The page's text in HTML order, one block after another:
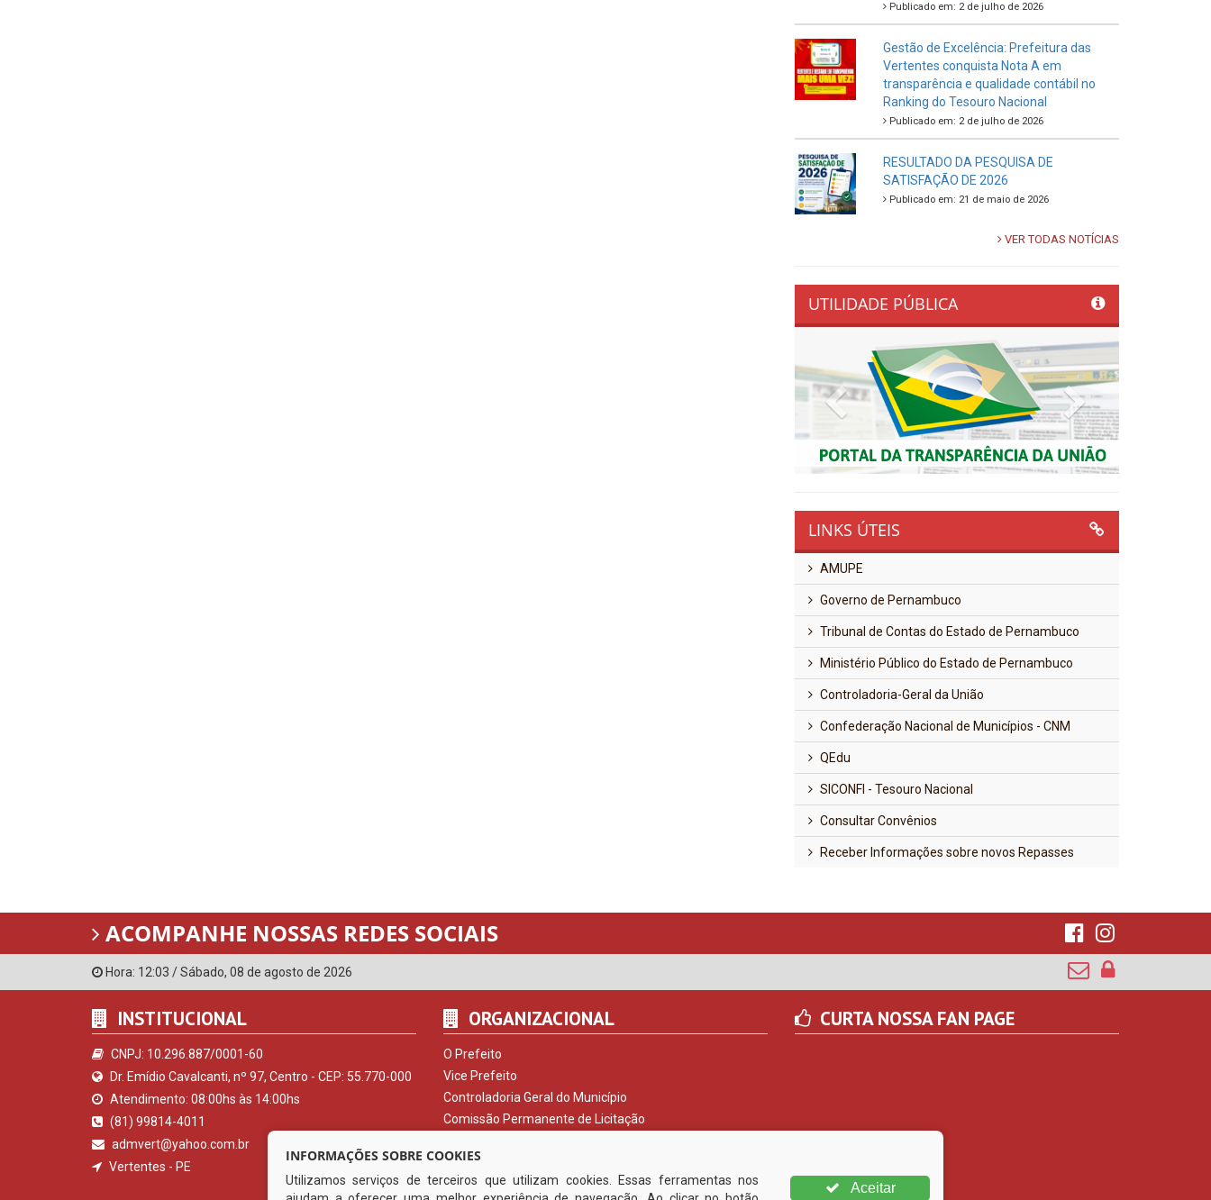
Publicado em: 2 de julho de 2026
Gestão de Excelência: Prefeitura das
Vertentes conquista Nota A em
transparência e qualidade contábil no
Ranking do Tesouro Nacional
Publicado em: 2 de julho de 2026
RESULTADO DA PESQUISA DE
SATISFAÇÃO DE 2026
Publicado em: 21 de maio de 2026
VER TODAS NOTÍCIAS
UTILIDADE PÚBLICA
Previous Next
LINKS ÚTEIS
AMUPE
Governo de Pernambuco
Tribunal de Contas do Estado de Pernambuco
Ministério Público do Estado de Pernambuco
Controladoria-Geral da União
Confederação Nacional de Municípios - CNM
QEdu
SICONFI - Tesouro Nacional
Consultar Convênios
Receber Informações sobre novos Repasses
ACOMPANHE NOSSAS REDES SOCIAIS
Hora: 12:03 /Sábado, 08 de agosto de 2026
INSTITUCIONAL
CNPJ: 10.296.887/0001-60
Dr. Emídio Cavalcanti, nº 97, Centro - CEP: 55.770-000
Atendimento: 08:00hs às 14:00hs
(81) 99814-4011
admvert@yahoo.com.br
Vertentes - PE
ORGANIZACIONAL
O Prefeito
Vice Prefeito
Controladoria Geral do Município
Comissão Permanente de Licitação
Serviço de Informação ao Cidadão
Ouvidoria Municipal
CURTA NOSSA FAN PAGE
INFORMAÇÕES SOBRE COOKIES
Utilizamos serviços de terceiros que utilizam cookies. Essas ferramentas nos
Aceitar